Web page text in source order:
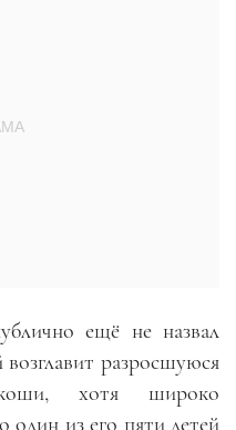
ещё не назвал
разросшуюся
хотя широко